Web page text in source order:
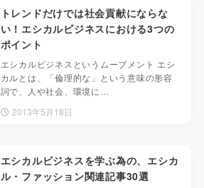
トレンドだけでは社会貢献にならな
い！エシカルビジネスにおける3つの
ポイント
エシカルビジネスというムーブメント エシ
カルとは、「倫理的な」という意味の形容
詞で、人や社会、環境に…
2013年5月18日
エシカルビジネスを学ぶ為の、エシカ
ル・ファッション関連記事30選